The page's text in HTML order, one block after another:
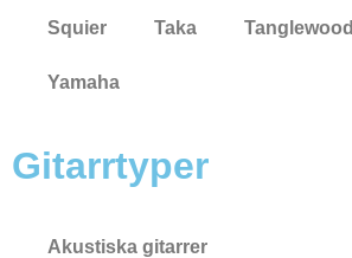
Squier Taka Tanglewood
Yamaha
Gitarrtyper
Akustiska gitarrer